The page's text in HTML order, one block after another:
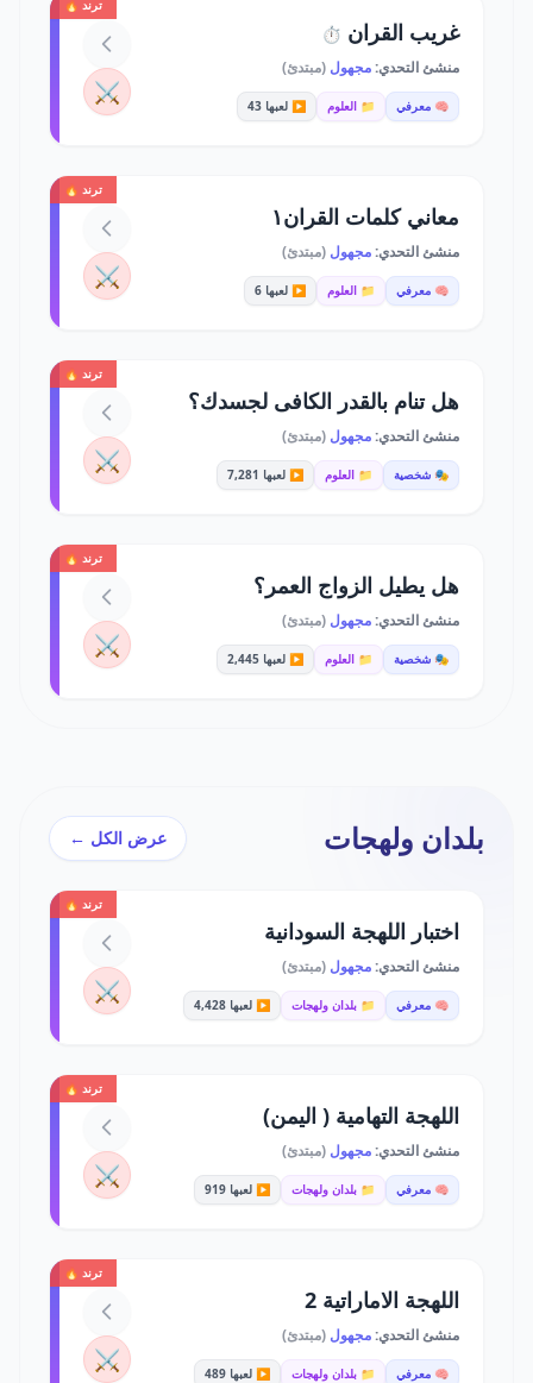
ترند 🔥
غريب القران ⏱️
منشئ التحدي:مجهول (مبتدئ)
🧠 معرفي 📁 العلوم ▶️ لعبها 43 ⚔️
ترند 🔥
معاني كلمات القران١
منشئ التحدي:مجهول (مبتدئ)
🧠 معرفي 📁 العلوم ▶️ لعبها 6 ⚔️
ترند 🔥
هل تنام بالقدر الكافى لجسدك؟
منشئ التحدي:مجهول (مبتدئ)
🎭 شخصية 📁 العلوم ▶️ لعبها 7,281 ⚔️
ترند 🔥
هل يطيل الزواج العمر؟
منشئ التحدي:مجهول (مبتدئ)
🎭 شخصية 📁 العلوم ▶️ لعبها 2,445 ⚔️
بلدان ولهجات عرض الكل ←
ترند 🔥
اختبار اللهجة السودانية
منشئ التحدي:مجهول (مبتدئ)
🧠 معرفي 📁 بلدان ولهجات ▶️ لعبها 4,428 ⚔️
ترند 🔥
اللهجة التهامية ( اليمن)
منشئ التحدي:مجهول (مبتدئ)
🧠 معرفي 📁 بلدان ولهجات ▶️ لعبها 919 ⚔️
ترند 🔥
اللهجة الاماراتية 2
منشئ التحدي:مجهول (مبتدئ)
🧠 معرفي 📁 بلدان ولهجات ▶️ لعبها 489 ⚔️